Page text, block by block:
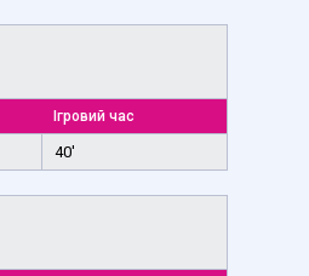
Ігровий час
40'